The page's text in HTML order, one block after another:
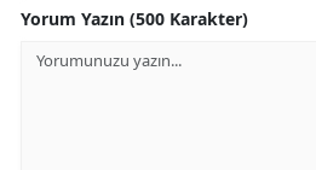
Yorum Yazın (500 Karakter)